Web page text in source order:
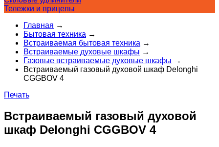
Тележки и прицепы
Главная →
Бытовая техника →
Встраиваемая бытовая техника →
Встраиваемые духовые шкафы →
Газовые встраиваемые духовые шкафы →
Встраиваемый газовый духовой шкаф Delonghi
CGGBOV 4
Печать
Встраиваемый газовый духовой
шкаф Delonghi CGGBOV 4